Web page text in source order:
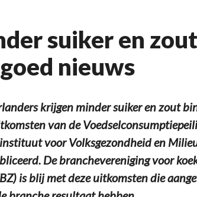
suiker en
nieuws
krijgen minder suiker en zout
van de
voor Volksgezondheid en
De branchevereniging voor
is blij met deze uitkomsten die